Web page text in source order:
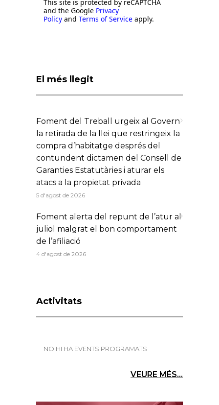
This site is protected by reCAPTCHA
and the Google Privacy
Policy and Terms of Service apply.
El més llegit
Foment del Treball urgeix al Govern
la retirada de la llei que restringeix la
compra d’habitatge després del
contundent dictamen del Consell de
Garanties Estatutàries i aturar els
atacs a la propietat privada
5 d'agost de 2026
Foment alerta del repunt de l’atur al
juliol malgrat el bon comportament
de l’afiliació
4 d'agost de 2026
Activitats
NO HI HA EVENTS PROGRAMATS
VEURE MÉS...